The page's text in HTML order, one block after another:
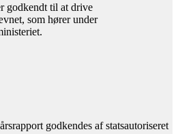
godkendt til at drive
som hører under
godkendes af statsautoriseret